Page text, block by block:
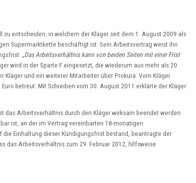
entscheiden, in welchem der Kläger seit dem 1. August 2009 als
Supermarktkette beschäftigt ist. Sein Arbeitsvertrag weist ihn
„Das Arbeitsverhältnis kann von beiden Seiten mit einer Frist
wird in der Sparte F eingesetzt, die wiederum aus mehr als 20
Kläger und ein weiterer Mitarbeiter über Prokura. Vom Kläger
betreut. Mit Schreiben vom 30. August 2011 erklärte der Kläger
Arbeitsverhältnis durch den Kläger wirksam beendet werden
ist, an der im Vertrag vereinbarten 18-monatigen
Einhaltung dieser Kündigungsfrist bestand, beantragte der
das Arbeitsverhältnis zum 29. Februar 2012, hilfsweise